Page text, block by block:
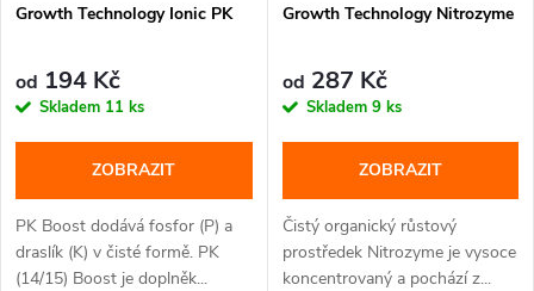
Growth Technology Ionic PK
od 194 Kč
Skladem 11 ks
ZOBRAZIT
PK Boost dodává fosfor (P) a
draslík (K) v čisté formě. PK
(14/15) Boost je doplněk...
Growth Technology Nitrozyme
od 287 Kč
Skladem 9 ks
ZOBRAZIT
Čistý organický růstový
prostředek Nitrozyme je vysoce
koncentrovaný a pochází z...